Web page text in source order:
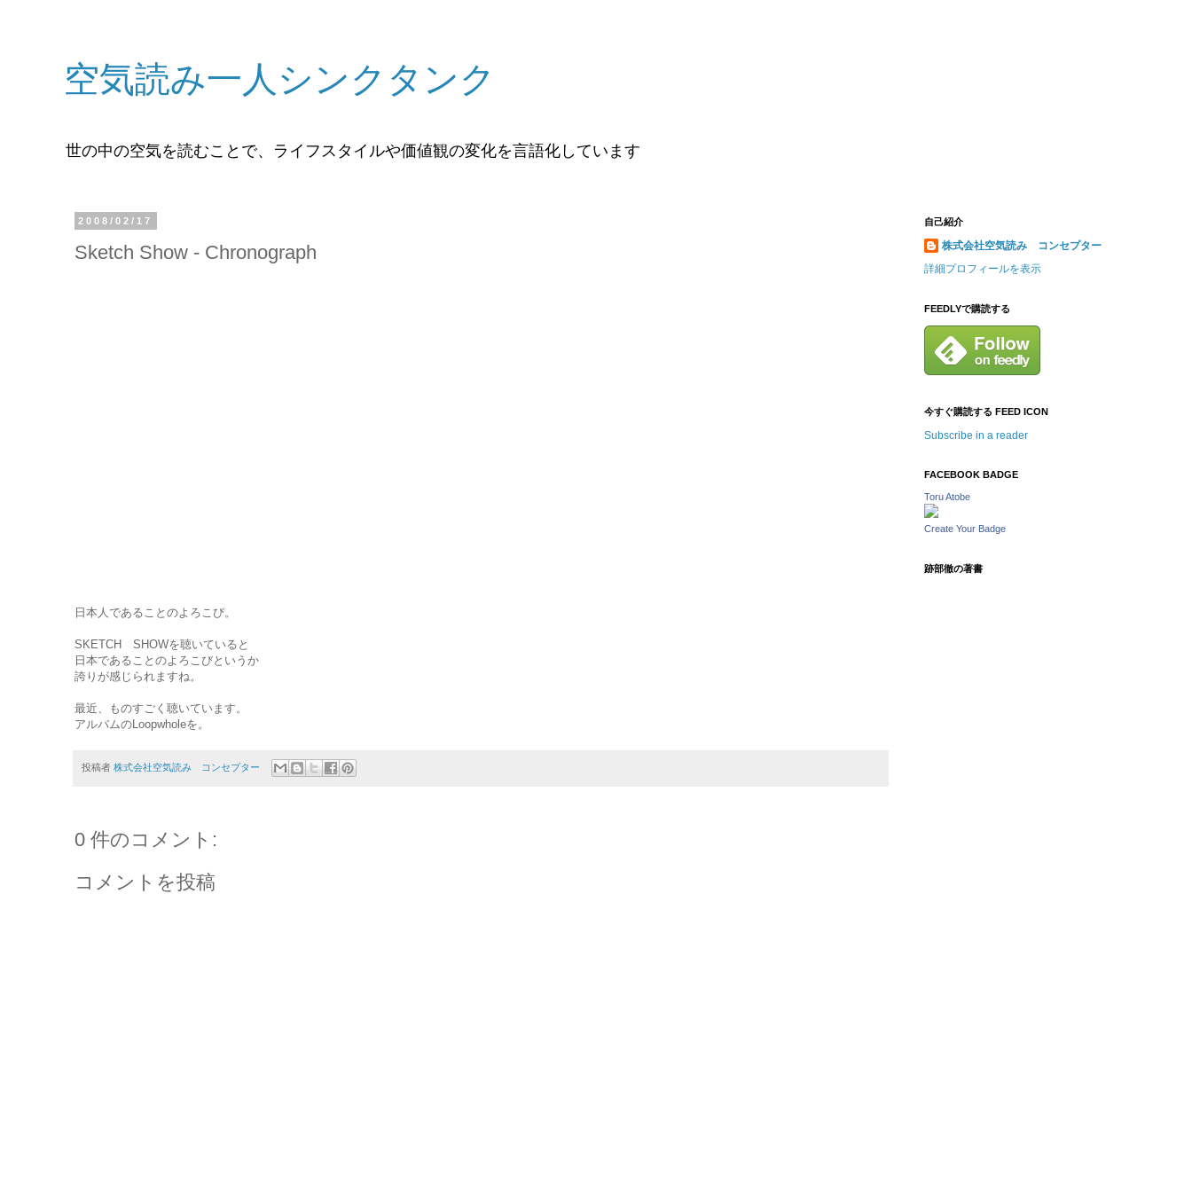
空気読み一人シンクタンク
世の中の空気を読むことで、ライフスタイルや価値観の変化を言語化しています
2008/02/17
Sketch Show - Chronograph
日本人であることのよろこび。
SKETCH SHOWを聴いていると
日本であることのよろこびというか
誇りが感じられますね。
最近、ものすごく聴いています。
アルバムのLoopwholeを。
投稿者 株式会社空気読み コンセプター
0 件のコメント:
コメントを投稿
自己紹介
株式会社空気読み コンセプター
詳細プロフィールを表示
FEEDLYで購読する
今すぐ購読する FEED ICON
Subscribe in a reader
FACEBOOK BADGE
Toru Atobe
Create Your Badge
跡部徹の著書